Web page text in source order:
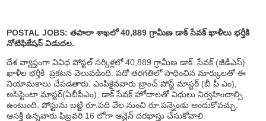
POSTAL JOBS: తపాలా శాఖలో 40,889 గ్రామీణ డాక్ సేవక్ ఖాళీలు భర్తీకి
నోటిఫికేషన్ విడుదల.
దేశ వ్యాప్తంగా వివిధ పోస్టల్ సర్కిళ్లలో 40,889 గ్రామీణ డాక్ సేవక్ (జీడీఎస్)
ఖాళీల భర్తీకి ప్రకటన వెలువడింది. పదో తరగతిలో సాధించిన మార్కులతో ఈ
నియామకాలు చేపడతారు. ఎంపికైనవారు బ్రాంచ్ పోస్ట్ మాస్టర్ (బీ పీ ఎం),
అసిస్టెంటా మాస్టర్(ఏబీపీఎం), డాక్ సేవక్ హోదాలతో విధులు నిర్వహించాల్సి
ఉంటుంది. పోస్టును బట్టి రూ.పది వేల నుంచి రూ.పన్నెండు అందుకోవచ్చు.
ఆసక్తి ఉన్నవారు ఫిబ్రవరి 16 లోగా ఆన్లైన్ దరఖాస్తు చేసుకోవాలి.